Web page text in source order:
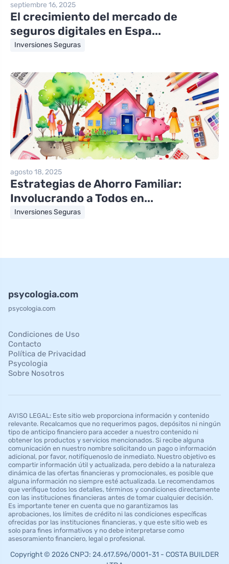
septiembre 16, 2025
El crecimiento del mercado de
seguros digitales en Espa...
Inversiones Seguras
agosto 18, 2025
Estrategias de Ahorro Familiar:
Involucrando a Todos en...
Inversiones Seguras
psycologia.com
psycologia.com
Condiciones de Uso
Contacto
Política de Privacidad
Psycologia
Sobre Nosotros
AVISO LEGAL: Este sitio web proporciona información y contenido
relevante. Recalcamos que no requerimos pagos, depósitos ni ningún
tipo de anticipo financiero para acceder a nuestro contenido ni
obtener los productos y servicios mencionados. Si recibe alguna
comunicación en nuestro nombre solicitando un pago o información
adicional, por favor, notifíquenoslo de inmediato. Nuestro objetivo es
compartir información útil y actualizada, pero debido a la naturaleza
dinámica de las ofertas financieras y promocionales, es posible que
alguna información no siempre esté actualizada. Le recomendamos
que verifique todos los detalles, términos y condiciones directamente
con las instituciones financieras antes de tomar cualquier decisión.
Es importante tener en cuenta que no garantizamos las
aprobaciones, los límites de crédito ni las condiciones específicas
ofrecidas por las instituciones financieras, y que este sitio web es
solo para fines informativos y no debe interpretarse como
asesoramiento financiero, legal o profesional.
Copyright © 2026 CNPJ: 24.617.596/0001-31 - COSTA BUILDER